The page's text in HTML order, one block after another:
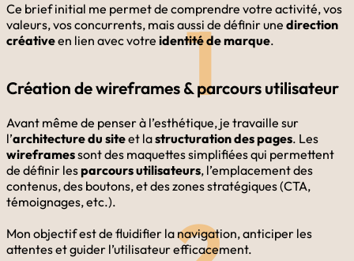
1
Ce brief initial me permet de comprendre votre activité, vos
valeurs, vos concurrents, mais aussi de définir une direction
créativeen lien avec votre identité de marque.
Création de wireframes & parcours utilisateur
Avant même de penser à l’esthétique, je travaille sur
l’architecture du siteet lastructuration des pages. Les
wireframessont des maquettes simplifiées qui permettent
de définir lesparcours utilisateurs, l’emplacement des
contenus, des boutons, et des zones stratégiques (CTA,
témoignages, etc.).
Mon objectif est de fluidifier la navigation, anticiper les
attentes et guider l’utilisateur efficacement.